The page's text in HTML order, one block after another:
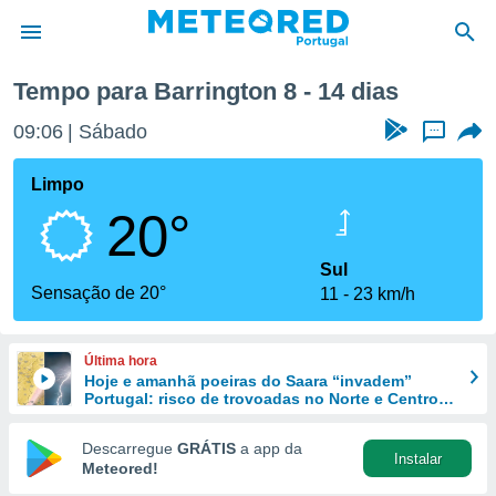
da
foi
fornecidas
a este
das
e
forma
digital
Tempo para Barrington 8 - 14 dias
09:06 Sábado ...
Limpo
20°
Sensação de 20°
Sul
11
23 km/h
Última hora
Hoje e amanhã poeiras do Saara “invadem”
Portugal: risco de trovoadas no Norte e Centro
Descarregue GRÁTIS a app da
Meteored!
Instalar